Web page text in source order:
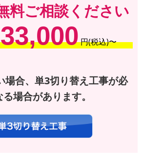
料ご相談ください
33,000円(税込)〜
場合、単3切り替え工事が必
場合があります。